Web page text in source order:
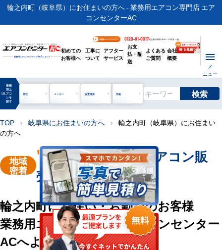
輪之内町（岐阜県）にお住まいの方へ - 業務用エアコン専門店 エア
コンセンターAC
ビル・工場用から店舗・事務所まで | 業務用エアコン専門店
業務用エアコンオンラインNo.1ショップ
お客様ページログイン 0120-81-0017電話受付時間 / 9:00～17:30(月～金)
初めての
お客様へ
工事に
ついて
アフター
サービス
お支
払・配
送
よくある
ご質問
会社
概要
メ
ニュー
manage_search
業務
用エ
アコ
ンを
探す
形状 メーカー 設置場所 用途 検索
TOP chevron_right 岐阜県にお住まいの方へ chevron_right
輪之内町（岐阜県）にお住まい
の方へ
地域
密着
"輪之内町"業務用エアコン販
売・工事を承ります
輪之内町にお住い・お勤めのお客様
業務用エアコン専門店エアコンセンター
ACへようこそ